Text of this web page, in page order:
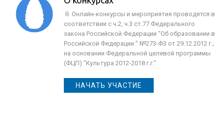
📎 Онлайн-конкурсы и мероприятия проводятся в
соответствии с ч.2, ч.3 ст.77 Федерального
закона Российской Федерации “Об образовании в
Российской Федерации ” №273-Ф3 от 29.12.2012 г.;
на основании Федеральной целевой программы
(ФЦП) "Культура 2012-2018 г.г."
НАЧАТЬ УЧАСТИЕ